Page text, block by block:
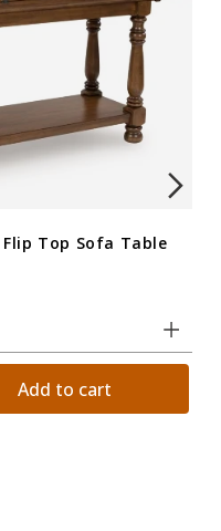
Flip Top Sofa Table
Add to cart